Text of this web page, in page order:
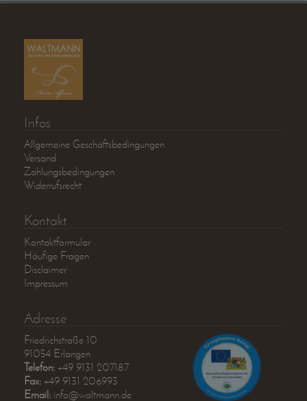
Infos
Allgemeine Geschäftsbedingungen
Versand
Zahlungsbedingungen
Widerrufsrecht
Kontakt
Kontaktformular
Häufige Fragen
Disclaimer
Impressum
Adresse
Friedrichstraße 10
91054 Erlangen
Telefon: +49 9131 207187
Fax: +49 9131 206993
Email: info@waltmann.de